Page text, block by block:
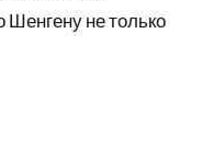
Шенгену не только